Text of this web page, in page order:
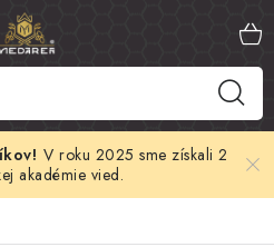
V roku 2025 sme získali 2
akadémie vied.